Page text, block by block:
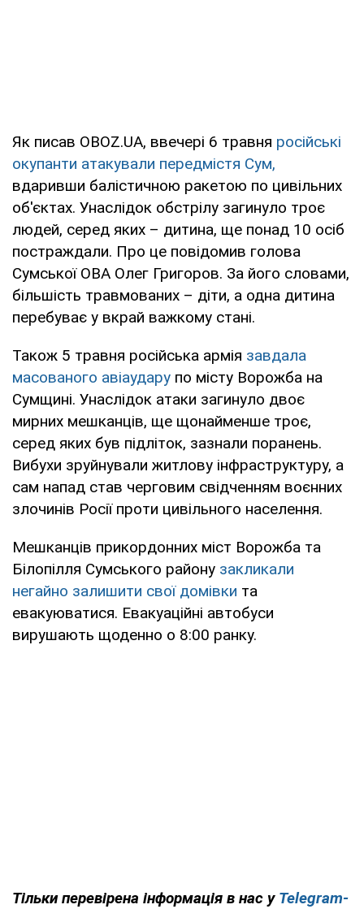
Як писав OBOZ.UA, ввечері 6 травня російські
окупанти атакували передмістя Сум,
вдаривши балістичною ракетою по цивільних
об'єктах. Унаслідок обстрілу загинуло троє
людей, серед яких – дитина, ще понад 10 осіб
постраждали. Про це повідомив голова
Сумської ОВА Олег Григоров. За його словами,
більшість травмованих – діти, а одна дитина
перебуває у вкрай важкому стані.
Також 5 травня російська армія завдала
масованого авіаудару по місту Ворожба на
Сумщині. Унаслідок атаки загинуло двоє
мирних мешканців, ще щонайменше троє,
серед яких був підліток, зазнали поранень.
Вибухи зруйнували житлову інфраструктуру, а
сам напад став черговим свідченням воєнних
злочинів Росії проти цивільного населення.
Мешканців прикордонних міст Ворожба та
Білопілля Сумського району закликали
негайно залишити свої домівки та
евакуюватися. Евакуаційні автобуси
вирушають щоденно о 8:00 ранку.
Тільки перевірена інформація в нас у Telegram-